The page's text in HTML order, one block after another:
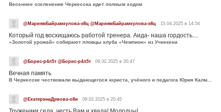
Весеннее озеленение Черкесска идет полным ходом
@МариямБайрамкулова-э8ц @МариямБайрамкулова-э8ц 15.04.2025 в 14:54
Который год восхищаюсь работой тренера. Аида- наша гордость....
«Золотой урожай» собирают пловцы клуба «Чемпион» из Учкекена
@Борис-р4л5т @Борис-р4л5т 09.02.2025 в 20:47
Вечная память
В Черкесске чествовали выдающегося юриста, учёного и педагога Юрия Калмыкова
@ЕкатеринаДумова-о8и 09.02.2025 в 20:45